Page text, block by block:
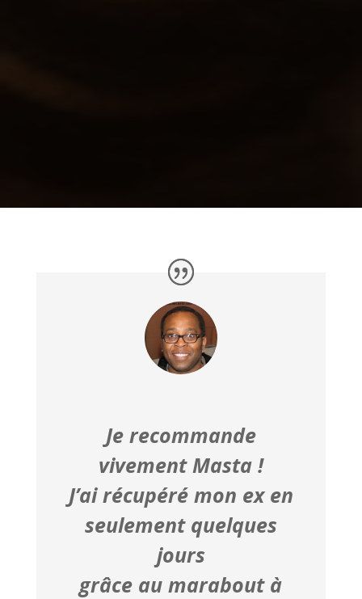
Je recommande
vivement Masta !
J’ai récupéré mon ex en
seulement quelques
jours
grâce au marabout à